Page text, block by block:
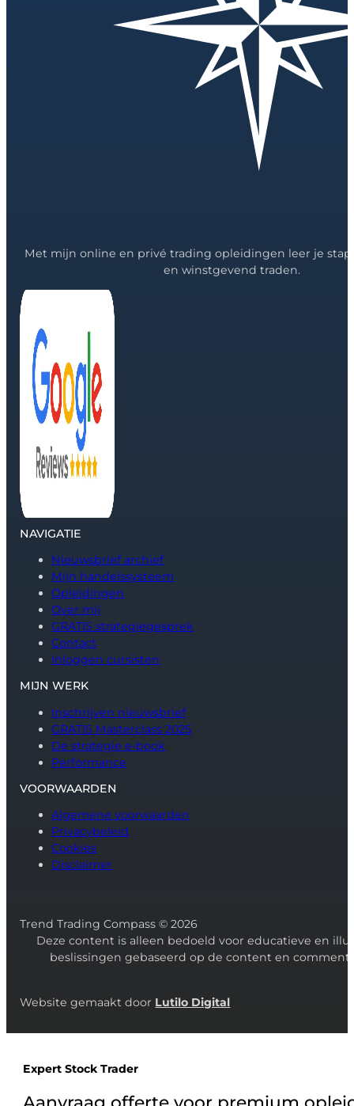
Met mijn online en privé trading opleidingen leer je
en winstgevend traden.
NAVIGATIE
Nieuwsbrief archief
Mijn handelssysteem
Opleidingen
Over mij
GRATIS strategiegesprek
Contact
Inloggen cursisten
MIJN WERK
Inschrijven nieuwsbrief
GRATIS Masterclass 2025
De strategie e-book
Performance
VOORWAARDEN
Algemene voorwaarden
Privacybeleid
Cookies
Disclaimer
Trend Trading Compass © 2026
Deze content is alleen bedoeld voor educatieve en
beslissingen gebaseerd op de content en
Website gemaakt door Lutilo Digital
Expert Stock Trader